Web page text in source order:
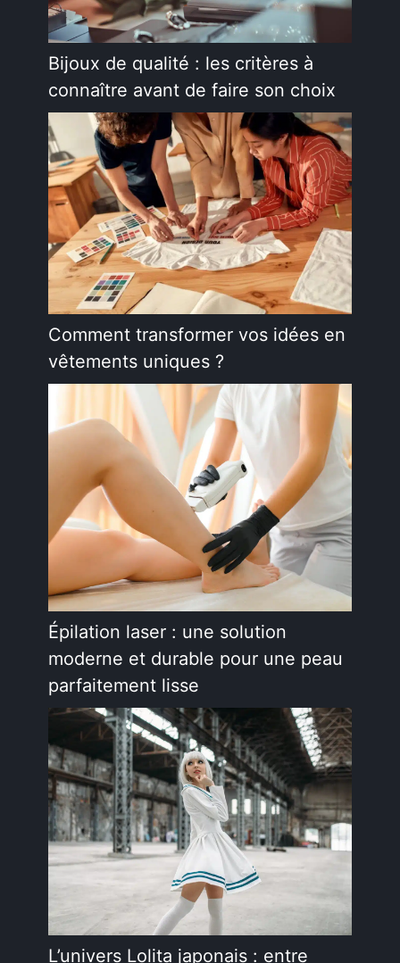
Bijoux de qualité : les critères à
connaître avant de faire son choix
Comment transformer vos idées en
vêtements uniques ?
Épilation laser : une solution
moderne et durable pour une peau
parfaitement lisse
L’univers Lolita japonais : entre